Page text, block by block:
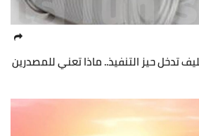
تدخل حيز التنفيذ.. ماذا تعني للمصدرين